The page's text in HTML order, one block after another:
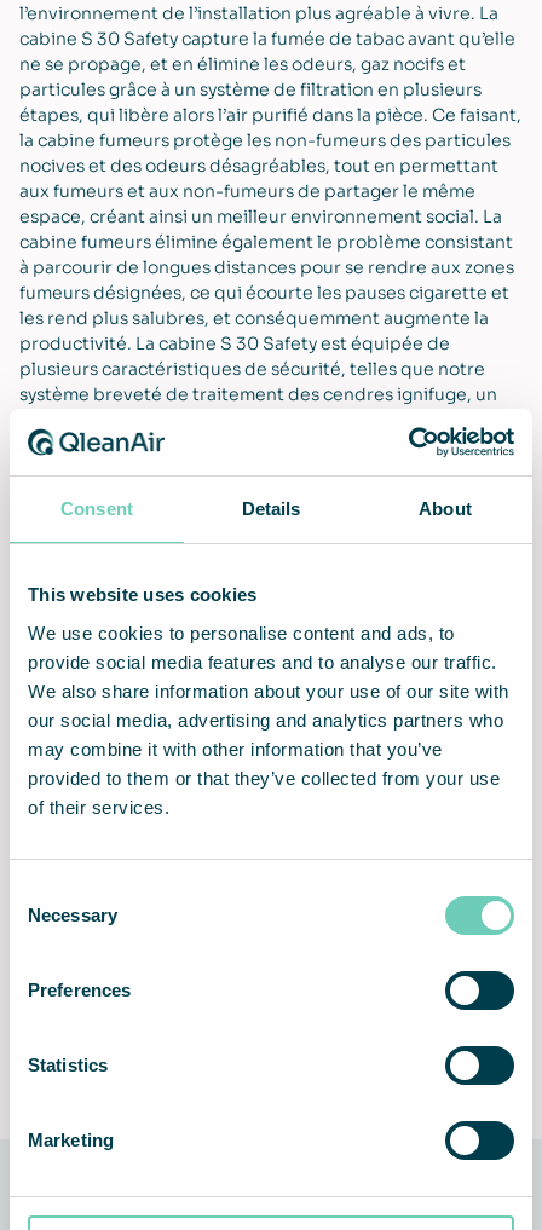
Consent Details About
This website uses cookies
We use cookies to personalise content and ads, to
provide social media features and to analyse our traffic.
We also share information about your use of our site with
our social media, advertising and analytics partners who
may combine it with other information that you’ve
provided to them or that they’ve collected from your use
of their services.
Selection
Necessary
Preferences
Statistics
Marketing
l’environnement de l’installation plus agréable à vivre. La
cabine S 30 Safety capture la fumée de tabac avant qu’elle
ne se propage, et en élimine les odeurs, gaz nocifs et
particules grâce à un système de filtration en plusieurs
étapes, qui libère alors l’air purifié dans la pièce. Ce faisant,
la cabine fumeurs protège les non-fumeurs des particules
nocives et des odeurs désagréables, tout en permettant
aux fumeurs et aux non-fumeurs de partager le même
espace, créant ainsi un meilleur environnement social. La
cabine fumeurs élimine également le problème consistant
à parcourir de longues distances pour se rendre aux zones
fumeurs désignées, ce qui écourte les pauses cigarette et
les rend plus salubres, et conséquemment augmente la
productivité. La cabine S 30 Safety est équipée de
plusieurs caractéristiques de sécurité, telles que notre
système breveté de traitement des cendres ignifuge, un
couvrant les sorties d’air et un support sécurisé pour les
briquets. C’est la solution idéale pour toute installation aux
d’une solution peu encombrante qui réponde aux
réglementations strictes en matière d’incendie et de
Air intérieur ​sûr et sain
Classé A2 – matériaux
ignifuges​
robuste
Système de traitement des
cendres inodore
Lifetime Performance